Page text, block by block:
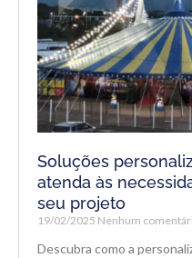
Soluções
atenda às
seu projeto
19/02/2025 Nenhum
Descubra como a